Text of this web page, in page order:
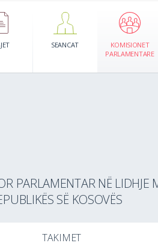
SEANCAT
KOMISIONET
PARLAMENTARE
PARLAMENTAR NË LIDHJE
SË KOSOVËS
TAKIMET